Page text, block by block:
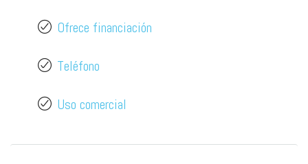
Ofrece financiación
Teléfono
Uso comercial